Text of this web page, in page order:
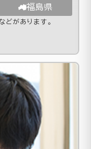
福島県
どがあります。